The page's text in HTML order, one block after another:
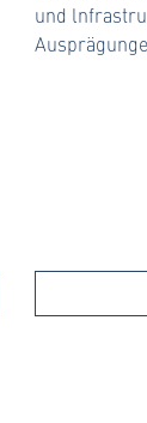
und